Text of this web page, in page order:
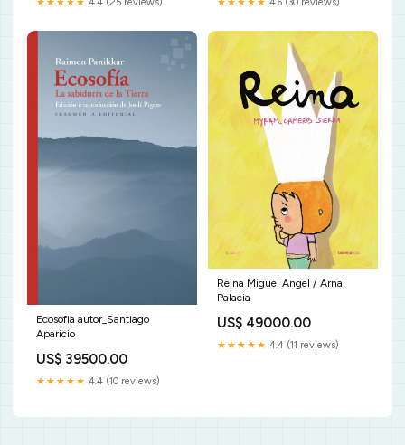
★★★★★ 4.4 (25 reviews)
Ecosofia autor_Santiago
Aparicio
US$ 39500.00
★★★★★ 4.4 (10 reviews)
Reina Miguel Angel / Arnal
Palacia
US$ 49000.00
★★★★★ 4.4 (11 reviews)